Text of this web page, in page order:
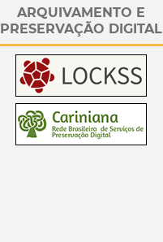
ARQUIVAMENTO E
PRESERVAÇÃO DIGITAL